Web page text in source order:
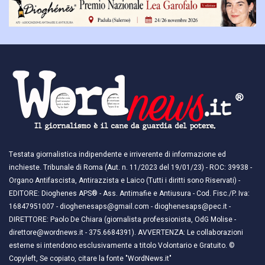
Testata giornalistica indipendente e irriverente di informazione ed
inchieste. Tribunale di Roma (Aut. n. 11/2023 del 19/01/23) - ROC: 39938 -
Organo Antifascista, Antirazzista e Laico (Tutti i diritti sono Riservati) -
EDITORE: Dioghenes APS® - Ass. Antimafie e Antiusura - Cod. Fisc./P. Iva:
16847951007 - dioghenesaps@gmail.com - dioghenesaps@pec.it - ​​
DIRETTORE: Paolo De Chiara (giornalista professionista, OdG Molise -
direttore@wordnews.it - ​​375.6684391). AVVERTENZA: Le collaborazioni
esterne si intendono esclusivamente a titolo Volontario e Gratuito. ©
Copyleft, Se copiato, citare la fonte "WordNews.it"